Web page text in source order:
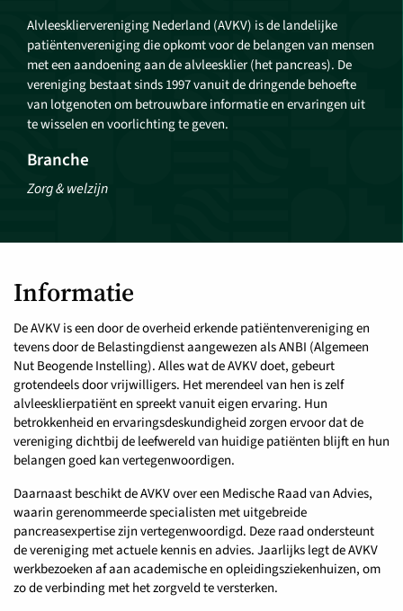
Alvleeskliervereniging Nederland (AVKV) is de landelijke
patiëntenvereniging die opkomt voor de belangen van mensen
met een aandoening aan de alvleesklier (het pancreas). De
vereniging bestaat sinds 1997 vanuit de dringende behoefte
van lotgenoten om betrouwbare informatie en ervaringen uit
te wisselen en voorlichting te geven.
Branche
Zorg & welzijn
Informatie
De AVKV is een door de overheid erkende patiëntenvereniging en
tevens door de Belastingdienst aangewezen als ANBI (Algemeen
Nut Beogende Instelling). Alles wat de AVKV doet, gebeurt
grotendeels door vrijwilligers. Het merendeel van hen is zelf
alvleesklierpatiënt en spreekt vanuit eigen ervaring. Hun
betrokkenheid en ervaringsdeskundigheid zorgen ervoor dat de
vereniging dichtbij de leefwereld van huidige patiënten blijft en hun
belangen goed kan vertegenwoordigen.
Daarnaast beschikt de AVKV over een Medische Raad van Advies,
waarin gerenommeerde specialisten met uitgebreide
pancreasexpertise zijn vertegenwoordigd. Deze raad ondersteunt
de vereniging met actuele kennis en advies. Jaarlijks legt de AVKV
werkbezoeken af aan academische en opleidingsziekenhuizen, om
zo de verbinding met het zorgveld te versterken.